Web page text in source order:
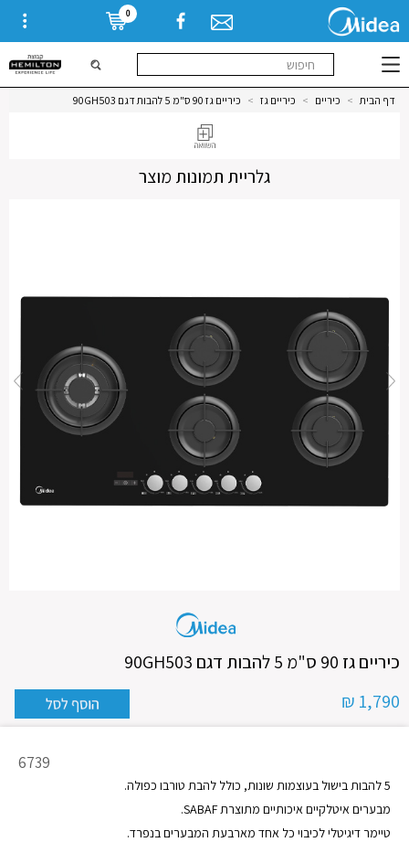
0
דף הבית > כיריים > כיריים גז > כיריים גז 90 ס"מ 5 להבות דגם 90GH503
גלריית תמונות מוצר
כיריים גז 90 ס"מ 5 להבות דגם 90GH503
1,790 ₪
מק"ט
6739
5 להבות בישול בעוצמות שונות, כולל להבת טורבו כפולה.
מבערים איטלקיים איכותיים מתוצרת SABAF.
טיימר דיגיטלי לכיבוי כל אחד מארבעת המבערים בנפרד.